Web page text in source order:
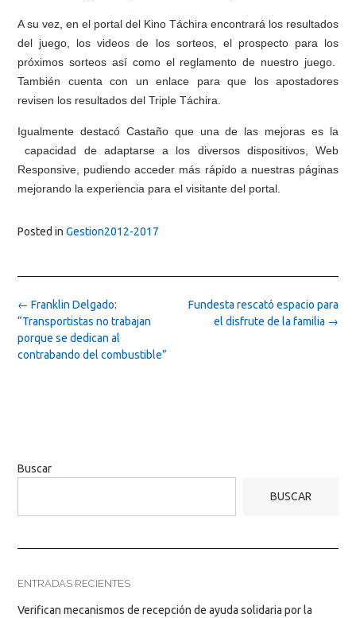
A su vez, en el portal del Kino Táchira encontrará los resultados
del juego, los videos de los sorteos, el prospecto para los
próximos sorteos así como el reglamento de nuestro juego.
También cuenta con un enlace para que los apostadores
revisen los resultados del Triple Táchira.
Igualmente destacó Castaño que una de las mejoras es la
capacidad de adaptarse a los diversos dispositivos, Web
Responsive, pudiendo acceder más rápido a nuestras páginas
mejorando la experiencia para el visitante del portal.
Posted in Gestion2012-2017
Post
navigation
Fundesta rescató espacio para
el disfrute de la familia →
← Franklin Delgado:
“Transportistas no trabajan
porque se dedican al
contrabando del combustible”
Buscar
BUSCAR
ENTRADAS RECIENTES
Verifican mecanismos de recepción de ayuda solidaria por la